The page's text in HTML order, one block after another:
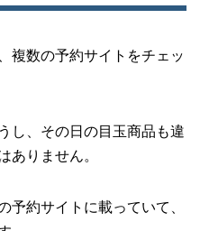
複数の予約サイトをチェッ
し、その日の目玉商品も違
ありません。
予約サイトに載っていて、